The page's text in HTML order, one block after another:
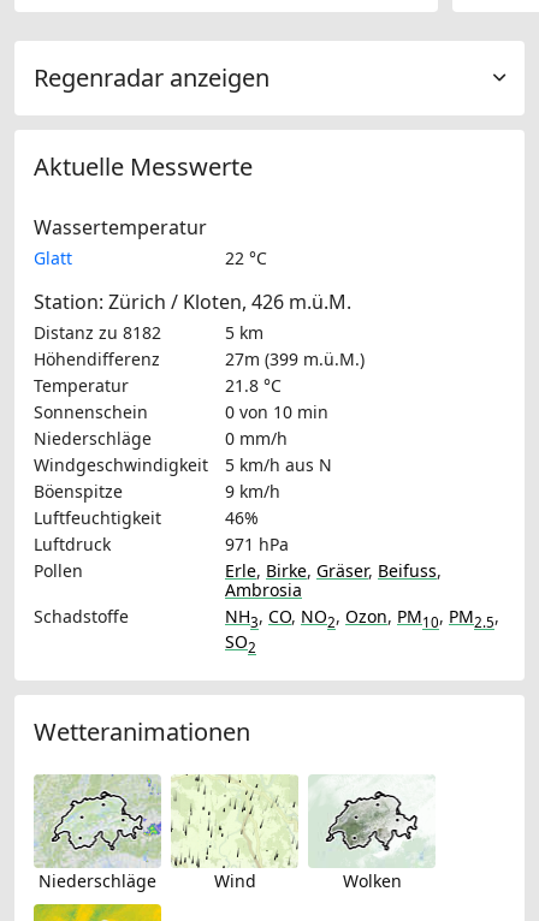
Regenradar anzeigen
Aktuelle Messwerte
Wassertemperatur
Glatt 22 °C
Station: Zürich / Kloten, 426 m.ü.M.
Distanz zu 8182
5 km
Höhendifferenz
27m (399 m.ü.M.)
Temperatur
21.8 °C
Sonnenschein
0 von 10 min
Niederschläge
0 mm/h
Windgeschwindigkeit
5 km/h aus N
Böenspitze
9 km/h
Luftfeuchtigkeit
46%
Luftdruck
971 hPa
Pollen
Erle, Birke, Gräser, Beifuss,
Ambrosia
Schadstoffe
NH3, CO, NO2, Ozon, PM10, PM2.5,
SO2
Wetteranimationen
Niederschläge Wind Wolken